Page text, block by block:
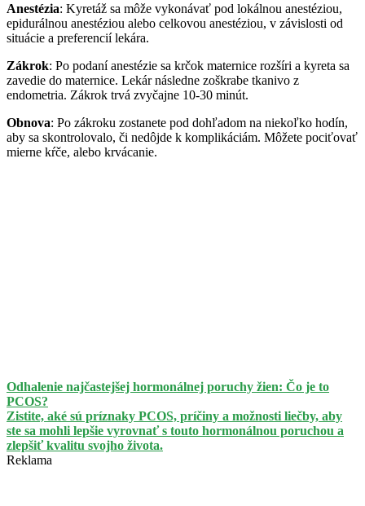
Anestézia: Kyretáž sa môže vykonávať pod lokálnou anestéziou,
epidurálnou anestéziou alebo celkovou anestéziou, v závislosti od
situácie a preferencií lekára.
Zákrok: Po podaní anestézie sa krčok maternice rozšíri a kyreta sa
zavedie do maternice. Lekár následne zoškrabe tkanivo z
endometria. Zákrok trvá zvyčajne 10-30 minút.
Obnova: Po zákroku zostanete pod dohľadom na niekoľko hodín,
aby sa skontrolovalo, či nedôjde k komplikáciám. Môžete pociťovať
mierne kŕče, alebo krvácanie.
Odhalenie najčastejšej hormonálnej poruchy žien: Čo je to
PCOS?
Zistite, aké sú príznaky PCOS, príčiny a možnosti liečby, aby
ste sa mohli lepšie vyrovnať s touto hormonálnou poruchou a
zlepšiť kvalitu svojho života.
Reklama